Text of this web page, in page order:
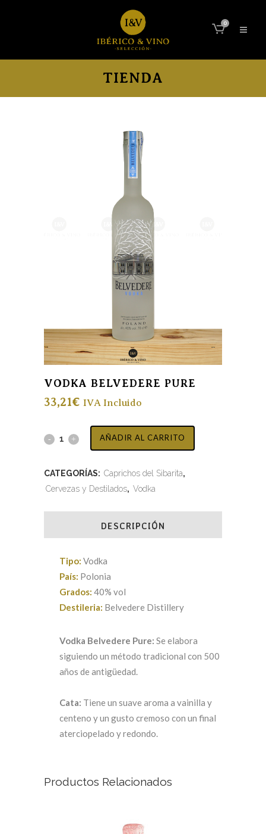
0
TIENDA
VODKA BELVEDERE PURE
33,21€ IVA Incluido
AÑADIR AL CARRITO
CATEGORÍAS: Caprichos del Sibarita,
Cervezas y Destilados, Vodka
DESCRIPCIÓN
Tipo: Vodka
País: Polonia
Grados: 40% vol
Destileria: Belvedere Distillery
Vodka Belvedere Pure: Se elabora
siguiendo un método tradicional con 500
años de antigüedad.
Cata: Tiene un suave aroma a vainilla y
centeno y un gusto cremoso con un final
aterciopelado y redondo.
Productos Relacionados